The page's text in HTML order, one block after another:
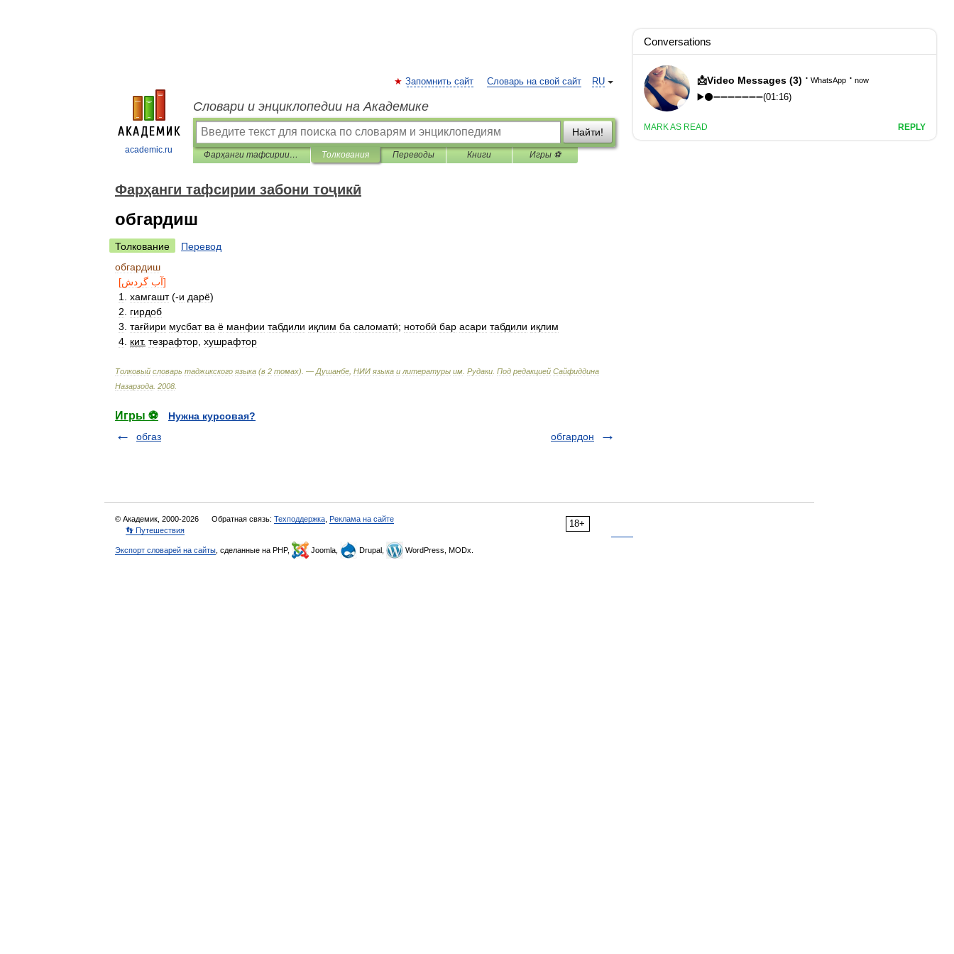
academic.ru
RU
Запомнить сайт Словарь на свой сайт
Словари и энциклопедии на Академике
Найти!
Фарҳанги тафсирии забони тоҷикӣ Толкования Переводы Книги Игры ⚽
Фарҳанги тафсирии забони тоҷикӣ
обгардиш
Толкование
Перевод
обгардиш
[
آب گردش
]
1
хамгашт(-и дарё)
2
гирдоб
3 тағйири мусбат ва ё манфии табдили иқлим ба саломатӣ; нотобӣ бар асари табдили иқлим
4 кит. тезрафтор хушрафтор
Толковый словарь таджикского языка (в 2 томах). — Душанбе НИИ языка и литературы им Рудаки Под редакцией Сайфиддина
Назарзода 2008
Игры ⚽
Нужна курсовая?
обгаз
обгардон
18+
© Академик, 2000-2026 Обратная связь: Техподдержка Реклама на сайте
👣 Путешествия
Экспорт словарей на сайты , сделанные на PHP, Joomla, Drupal, WordPress, MODx.